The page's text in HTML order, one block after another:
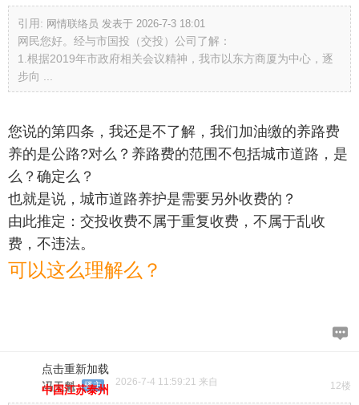
引用: 网情联络员 发表于 2026-7-3 18:01
网民您好。经与市国投（交投）公司了解：
1.根据2019年市政府相关会议精神，我市以东方商厦为中心，逐
步向 ...
您说的第四条，我还是不了解，我们加油缴的养路费
养的是公路?对么？ 养路费的范围不包括城市道路，是
么？确定么？
也就是说，城市道路养护是需要另外收费的？
由此推定：交投收费不属于重复收费，不属于乱收
费，不违法。
可以这么理解么？
点击重新加载
12楼
冯天魁 楼主 2026-7-4 11:59:21 来自
中国江苏泰州